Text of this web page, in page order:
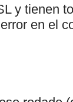
y tienen
en el